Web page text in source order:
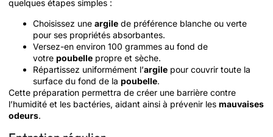
quelques étapes simples :
Choisissez une argile de préférence blanche ou verte
pour ses propriétés absorbantes.
Versez-en environ 100 grammes au fond de
votre poubelle propre et sèche.
Répartissez uniformément l’argile pour couvrir toute la
surface du fond de la poubelle.
Cette préparation permettra de créer une barrière contre
l’humidité et les bactéries, aidant ainsi à prévenir les mauvaises
odeurs.